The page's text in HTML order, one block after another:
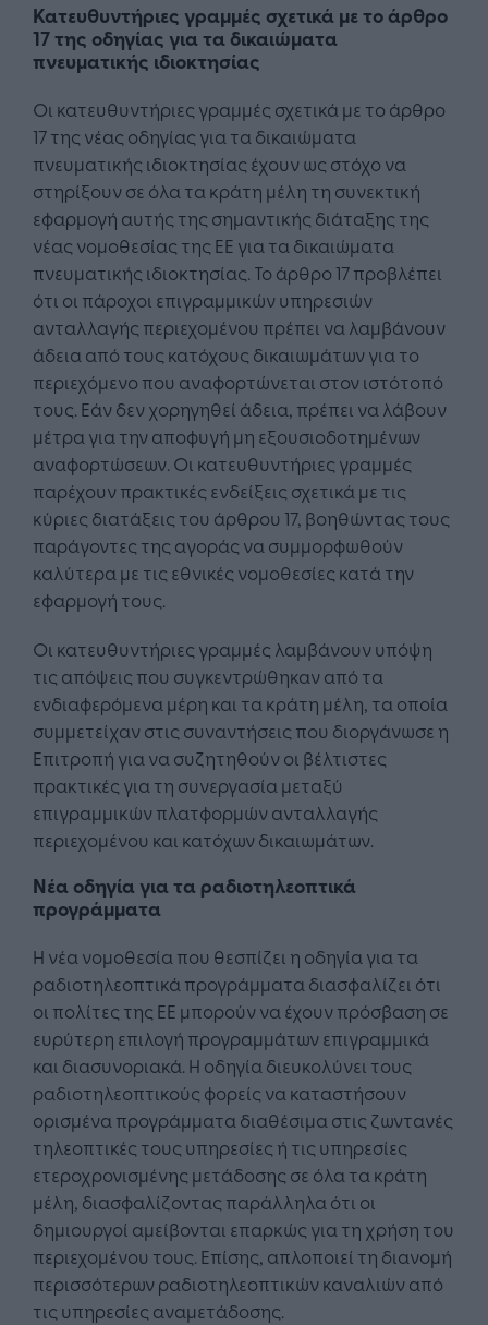
Κατευθυντήριες γραμμές σχετικά με το άρθρο
17 της οδηγίας για τα δικαιώματα
πνευματικής ιδιοκτησίας
Οι κατευθυντήριες γραμμές σχετικά με το άρθρο
17 της νέας οδηγίας για τα δικαιώματα
πνευματικής ιδιοκτησίας έχουν ως στόχο να
στηρίξουν σε όλα τα κράτη μέλη τη συνεκτική
εφαρμογή αυτής της σημαντικής διάταξης της
νέας νομοθεσίας της ΕΕ για τα δικαιώματα
πνευματικής ιδιοκτησίας. Το άρθρο 17 προβλέπει
ότι οι πάροχοι επιγραμμικών υπηρεσιών
ανταλλαγής περιεχομένου πρέπει να λαμβάνουν
άδεια από τους κατόχους δικαιωμάτων για το
περιεχόμενο που αναφορτώνεται στον ιστότοπό
τους. Εάν δεν χορηγηθεί άδεια, πρέπει να λάβουν
μέτρα για την αποφυγή μη εξουσιοδοτημένων
αναφορτώσεων. Οι κατευθυντήριες γραμμές
παρέχουν πρακτικές ενδείξεις σχετικά με τις
κύριες διατάξεις του άρθρου 17, βοηθώντας τους
παράγοντες της αγοράς να συμμορφωθούν
καλύτερα με τις εθνικές νομοθεσίες κατά την
εφαρμογή τους.
Οι κατευθυντήριες γραμμές λαμβάνουν υπόψη
τις απόψεις που συγκεντρώθηκαν από τα
ενδιαφερόμενα μέρη και τα κράτη μέλη, τα οποία
συμμετείχαν στις συναντήσεις που διοργάνωσε η
Επιτροπή για να συζητηθούν οι βέλτιστες
πρακτικές για τη συνεργασία μεταξύ
επιγραμμικών πλατφορμών ανταλλαγής
περιεχομένου και κατόχων δικαιωμάτων.
Νέα οδηγία για τα ραδιοτηλεοπτικά
προγράμματα
Η νέα νομοθεσία που θεσπίζει η οδηγία για τα
ραδιοτηλεοπτικά προγράμματα διασφαλίζει ότι
οι πολίτες της ΕΕ μπορούν να έχουν πρόσβαση σε
ευρύτερη επιλογή προγραμμάτων επιγραμμικά
και διασυνοριακά. Η οδηγία διευκολύνει τους
ραδιοτηλεοπτικούς φορείς να καταστήσουν
ορισμένα προγράμματα διαθέσιμα στις ζωντανές
τηλεοπτικές τους υπηρεσίες ή τις υπηρεσίες
ετεροχρονισμένης μετάδοσης σε όλα τα κράτη
μέλη, διασφαλίζοντας παράλληλα ότι οι
δημιουργοί αμείβονται επαρκώς για τη χρήση του
περιεχομένου τους. Επίσης, απλοποιεί τη διανομή
περισσότερων ραδιοτηλεοπτικών καναλιών από
τις υπηρεσίες αναμετάδοσης.